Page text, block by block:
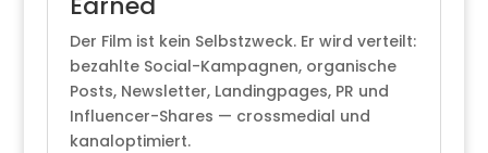
Der Film ist kein Selbstzweck. Er wird verteilt:
bezahlte Social-Kampagnen, organische
Posts, Newsletter, Landingpages, PR und
Influencer-Shares — crossmedial und
kanaloptimiert.